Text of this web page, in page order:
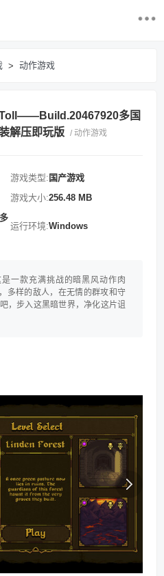
> 动作游戏
Toll——Build.20467920多国
解压即玩版 / 动作游戏
游戏类型: 国产游戏
游戏大小:256.48 MB
运行环境:Windows
是一款充满挑战的暗黑风动作肉
多样的敌人，在无情的群攻和守
，步入这黑暗世界，净化这片诅